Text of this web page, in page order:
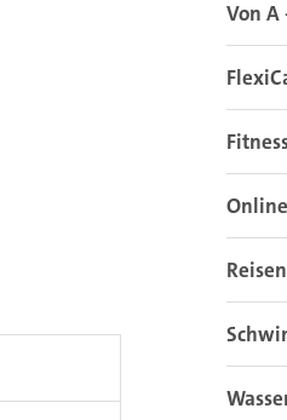
Von A
Online
Reisen